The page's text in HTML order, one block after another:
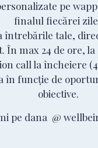
pe
finalul fiecărei zile
întrebările tale,
În max 24 de ore,
call la încheiere
în funcție de
obiective.
pe dana @